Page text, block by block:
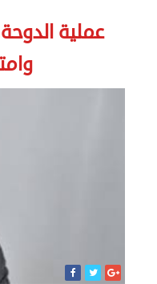
الاخبار
عملية